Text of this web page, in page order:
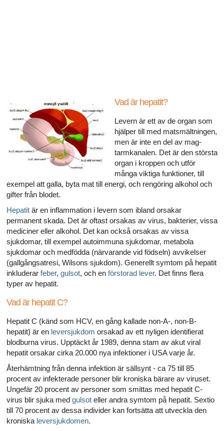
Alla artiklar om lupus
Vad är hepatit?
Levern är ett av de organ som
hjälper till med matsmältningen,
men är inte en del av mag-
tarmkanalen. Det är den största
organ i kroppen och utför
många viktiga funktioner, till
exempel att galla, byta mat till energi, och rengöring alkohol och
gifter från blodet.
Hepatit är en inflammation i levern som ibland orsakar
permanent skada. Det är oftast orsakas av virus, bakterier, vissa
mediciner eller alkohol. Det kan också orsakas av vissa
sjukdomar, till exempel autoimmuna sjukdomar, metabola
sjukdomar och medfödda (närvarande vid födseln) avvikelser
(gallgångsatresi, Wilsons sjukdom). Generellt symtom på hepatit
inkluderar feber, gulsot, och en förstorad lever. Det finns flera
typer av hepatit.
Vad är hepatit C?
Hepatit C (känd som HCV, en gång kallade non-A-, non-B-
hepatit) är en leversjukdom orsakad av ett nyligen identifierat
blodburna virus. Upptäckt år 1989, denna stam av akut viral
hepatit orsakar cirka 20.000 nya infektioner i USA varje år.
Återhämtning från denna infektion är sällsynt - ca 75 till 85
procent av infekterade personer blir kroniska bärare av viruset.
Ungefär 20 procent av personer som smittas med hepatit C-
virus blir sjuka med gulsot eller andra symtom på hepatit. Sextio
till 70 procent av dessa individer kan fortsätta att utveckla den
kroniska leversjukdomen.